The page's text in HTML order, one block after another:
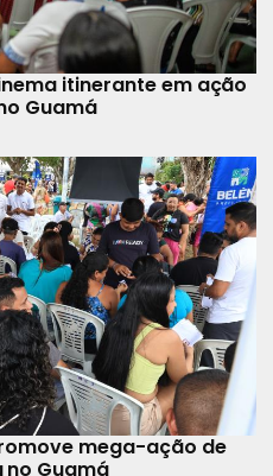
itinerante em ação
Guamá
mega-ação de
Guamá